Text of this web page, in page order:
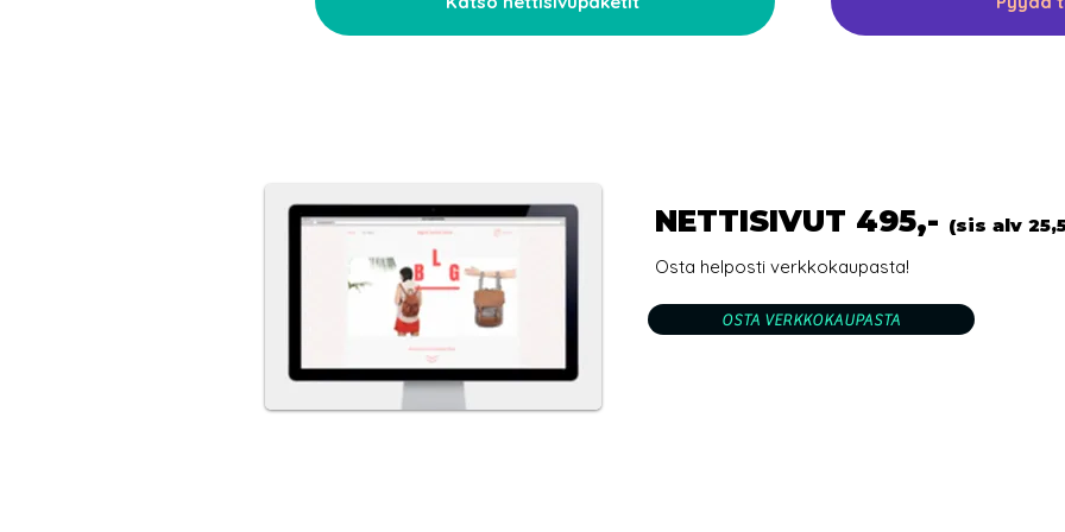
NETTISIVUT 495,- (sis alv
Osta helposti verkkokaupasta!
OSTA VERKKOKAUPASTA